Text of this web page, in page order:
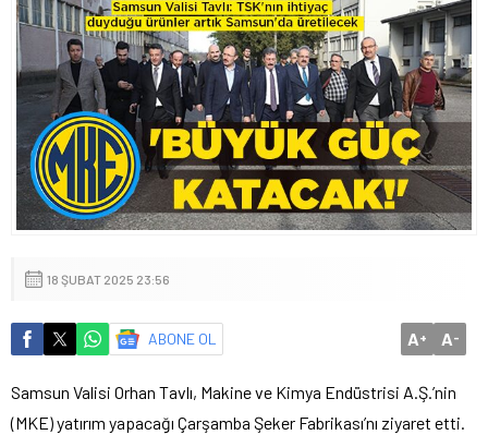
18 ŞUBAT 2025 23:56
ABONE OL A+ A-
Samsun Valisi Orhan Tavlı, Makine ve Kimya Endüstrisi A.Ş.’nin
(MKE) yatırım yapacağı Çarşamba Şeker Fabrikası’nı ziyaret etti.